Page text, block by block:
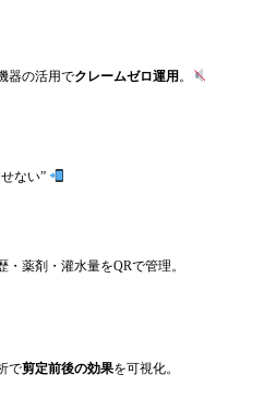
器の活用でクレームゼロ運用 。
ない”
・薬剤・灌水量をQRで管理。
で剪定前後の効果を可視化。